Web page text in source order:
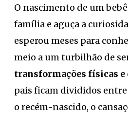
O nascimento de um
família e aguça a
esperou meses para
meio a um turbilhão de
transformações físicas e
pais ficam divididos
o recém-nascido, o